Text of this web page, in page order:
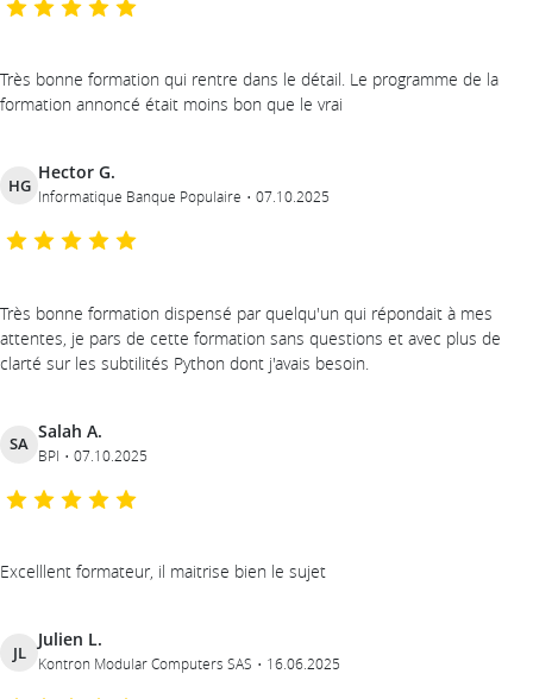
Très bonne formation qui rentre dans le détail. Le programme de la
formation annoncé était moins bon que le vrai
HG
Hector G.
Informatique Banque Populaire 07.10.2025
Très bonne formation dispensé par quelqu'un qui répondait à mes
attentes, je pars de cette formation sans questions et avec plus de
clarté sur les subtilités Python dont j'avais besoin.
SA
Salah A.
BPI 07.10.2025
Excelllent formateur, il maitrise bien le sujet
JL
Julien L.
Kontron Modular Computers SAS 16.06.2025